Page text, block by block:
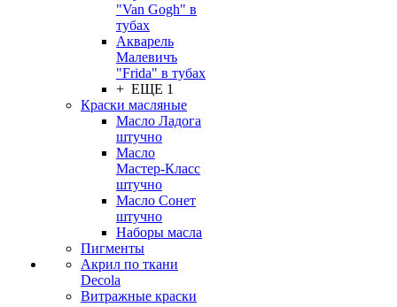
"Van Gogh" в
тубах
Акварель
Малевичъ
"Frida" в тубах
+ ЕЩЕ 1
Краски масляные
Масло Ладога
штучно
Масло
Мастер-Класс
штучно
Масло Сонет
штучно
Наборы масла
Пигменты
Акрил по ткани
Decola
Витражные краски